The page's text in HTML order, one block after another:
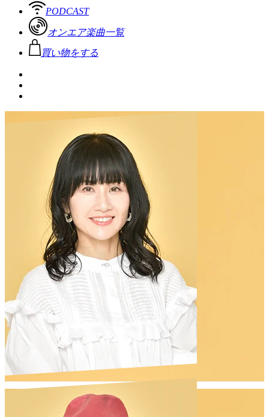
PODCAST
オンエア楽曲一覧
買い物をする